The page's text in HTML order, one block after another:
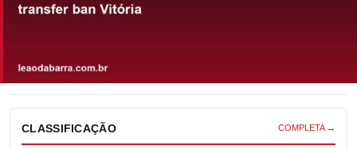
CLASSIFICAÇÃO COMPLETA →